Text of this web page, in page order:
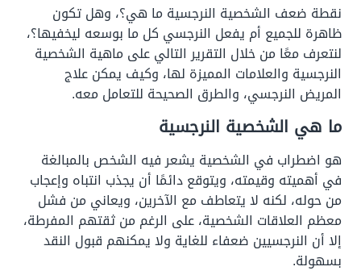
نقطة ضعف الشخصية النرجسية ما هي؟، وهل تكون
ظاهرة للجميع أم يفعل النرجسي كل ما بوسعه ليخفيها؟،
لنتعرف معًا من خلال التقرير التالي على ماهية الشخصية
النرجسية والعلامات المميزة لها، وكيف يمكن علاج
المريض النرجسي، والطرق الصحيحة للتعامل معه.
ما هي الشخصية النرجسية
هو اضطراب في الشخصية يشعر فيه الشخص بالمبالغة
في أهميته وقيمته، ويتوقع دائمًا أن يجذب انتباه وإعجاب
من حوله، لكنه لا يتعاطف مع الآخرين، ويعاني من فشل
معظم العلاقات الشخصية، على الرغم من ثقتهم المفرطة،
إلا أن النرجسيين ضعفاء للغاية ولا يمكنهم قبول النقد
بسهولة.